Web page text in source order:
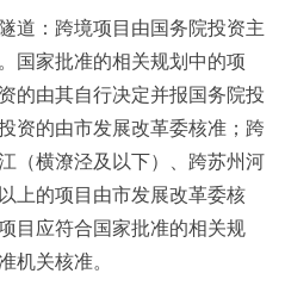
：跨境项目由国务院投资主
国家批准的相关规划中的项
的由其自行决定并报国务院投
资的由市发展改革委核准；跨
（横潦泾及以下）、跨苏州河
上的项目由市发展改革委核
目应符合国家批准的相关规
机关核准。